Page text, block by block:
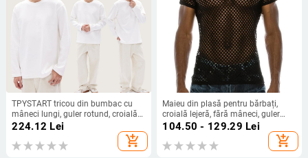
TPYSTART tricou din bumbac cu
mâneci lungi, guler rotund, croială
lejeră, monocrom
224.12 Lei
add_shopping_cart
Maieu din plasă pentru bărbați,
croială lejeră, fără mâneci, guler
rotund, respirabil, vară
104.50 - 129.29 Lei
add_shopping_cart